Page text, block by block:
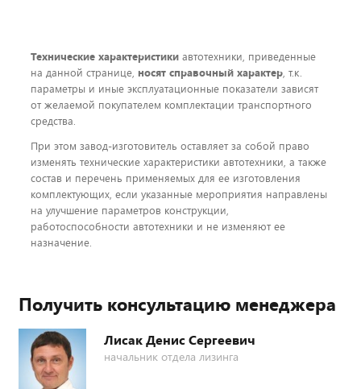
Технические характеристики автотехники, приведенные
на данной странице, носят справочный характер, т.к.
параметры и иные эксплуатационные показатели зависят
от желаемой покупателем комплектации транспортного
средства.
При этом завод-изготовитель оставляет за собой право
изменять технические характеристики автотехники, а также
состав и перечень применяемых для ее изготовления
комплектующих, если указанные мероприятия направлены
на улучшение параметров конструкции,
работоспособности автотехники и не изменяют ее
назначение.
Получить консультацию менеджера
Лисак Денис Сергеевич
начальник отдела лизинга